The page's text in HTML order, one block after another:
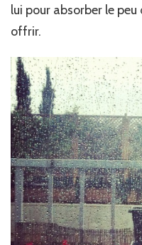
lui pour absorber le
offrir.